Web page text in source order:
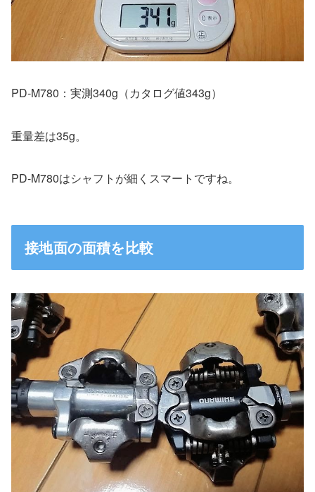
PD-M780：実測340g（カタログ値343g）
重量差は35g。
PD-M780はシャフトが細くスマートですね。
接地面の面積を比較